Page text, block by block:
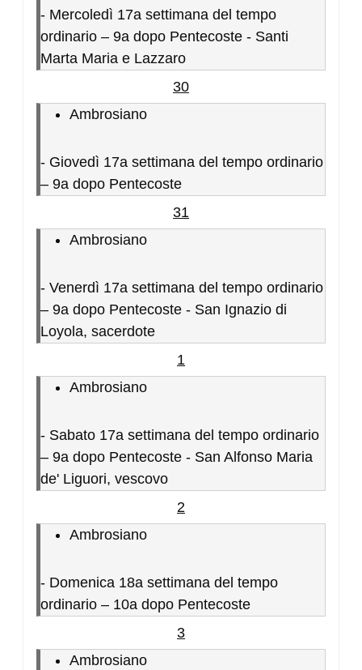
- Mercoledì 17a settimana del tempo
ordinario – 9a dopo Pentecoste - Santi
Marta Maria e Lazzaro
30
Ambrosiano
- Giovedì 17a settimana del tempo ordinario
– 9a dopo Pentecoste
31
Ambrosiano
- Venerdì 17a settimana del tempo ordinario
– 9a dopo Pentecoste - San Ignazio di
Loyola, sacerdote
1
Ambrosiano
- Sabato 17a settimana del tempo ordinario
– 9a dopo Pentecoste - San Alfonso Maria
de' Liguori, vescovo
2
Ambrosiano
- Domenica 18a settimana del tempo
ordinario – 10a dopo Pentecoste
3
Ambrosiano